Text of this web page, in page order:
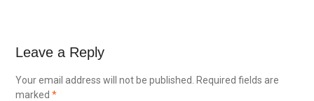
Leave a Reply
Your email address will not be published.
Required fields are
marked *